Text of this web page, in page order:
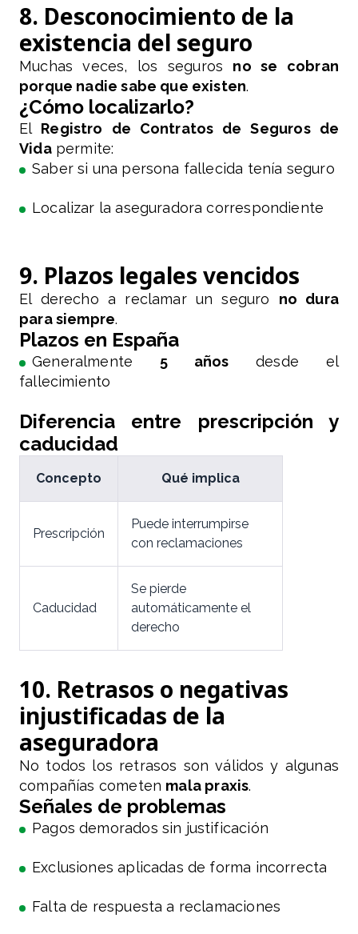
8. Desconocimiento de la
existencia del seguro
Muchas veces, los seguros no se cobran
porque nadie sabe que existen.
¿Cómo localizarlo?
El Registro de Contratos de Seguros de
Vidapermite:
Saber si una persona fallecida tenía seguro
Localizar la aseguradora correspondiente
9. Plazos legales vencidos
El derecho a reclamar un seguro no dura
para siempre.
Plazos en España
Generalmente 5 años desde el
fallecimiento
Diferencia entre prescripción y
caducidad
Concepto Qué implica
Prescripción
Puede interrumpirse
con reclamaciones
Caducidad
Se pierde
automáticamente el
derecho
10. Retrasos o negativas
injustificadas de la
aseguradora
No todos los retrasos son válidos y algunas
compañías cometen mala praxis.
Señales de problemas
Pagos demorados sin justificación
Exclusiones aplicadas de forma incorrecta
Falta de respuesta a reclamaciones